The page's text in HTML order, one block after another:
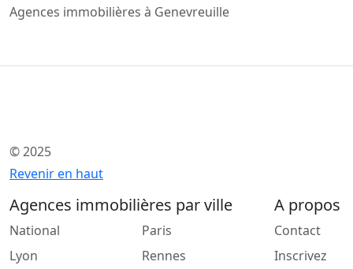
Agences immobilières à Genevreuille
© 2025
Revenir en haut
Agences immobilières par ville
National
Lyon
Paris
Rennes
A propos
Contact
Inscrivez